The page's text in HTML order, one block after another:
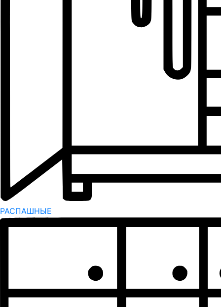
РАСПАШНЫЕ